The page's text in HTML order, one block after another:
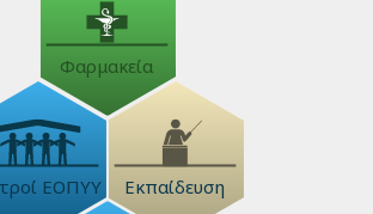
Φαρμακεία
ΕΟΠΥΥ Εκπαίδευση